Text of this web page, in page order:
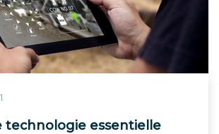
technologie essentielle